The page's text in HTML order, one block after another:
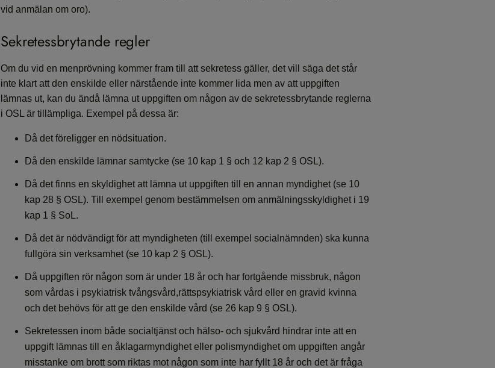
vid anmälan om oro).
Sekretessbrytande regler
Om du vid en menprövning kommer fram till att sekretess gäller, det vill säga det står
inte klart att den enskilde eller närstående inte kommer lida men av att uppgiften
lämnas ut, kan du ändå lämna ut uppgiften om någon av de sekretessbrytande reglerna
i OSL är tillämpliga. Exempel på dessa är:
Då det föreligger en nödsituation.
Då den enskilde lämnar samtycke (se 10 kap 1 § och 12 kap 2 § OSL).
Då det finns en skyldighet att lämna ut uppgiften till en annan myndighet (se 10
kap 28 § OSL). Till exempel genom bestämmelsen om anmälningsskyldighet i 19
kap 1 § SoL.
Då det är nödvändigt för att myndigheten (till exempel socialnämnden) ska kunna
fullgöra sin verksamhet (se 10 kap 2 § OSL).
Då uppgiften rör någon som är under 18 år och har fortgående missbruk, någon
som vårdas i psykiatrisk tvångsvård,rättspsykiatrisk vård eller en gravid kvinna
och det behövs för att ge den enskilde vård (se 26 kap 9 § OSL).
Sekretessen inom både socialtjänst och hälso- och sjukvård hindrar inte att en
uppgift lämnas till en åklagarmyndighet eller polismyndighet om uppgiften angår
misstanke om brott som riktas mot någon som inte har fyllt 18 år och det är fråga